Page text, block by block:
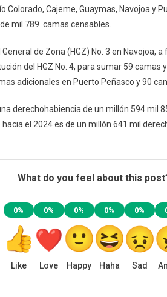
Colorado, Cajeme, Guaymas, Navojoa y
mil 789 camas censables.
de Zona (HGZ) No. 3 en Navojoa,
del HGZ No. 4, para sumar 59 camas
adicionales en Puerto Peñasco y 90
derechohabiencia de un millón 594 mil
el 2024 es de un millón 641 mil
What do you feel about this
0%
Like
0%
Love
0%
Happy
0%
Haha
0%
Sad